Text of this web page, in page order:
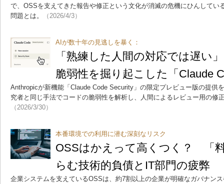
で、OSSを支えてきた報告や修正という文化が消滅の危機にひんしてい
問題とは。
（2026/4/3）
AIが数十年の見逃しを暴く：
「熟練した人間の対応では遅
脆弱性を掘り起こした「Claude
Anthropicが新機能「Claude Code Security」の限定プレビュー版の提供
究者と同じ手法でコードの脆弱性を解析し、人間によるレビュー用の修
（2026/3/30）
本番環境での利用に潜む深刻なリスク
OSSはかえって高くつく？ 「
らむ技術的負債とIT部門の疲弊
企業システムを支えているOSSは、約7割以上の企業が明確なガバナン